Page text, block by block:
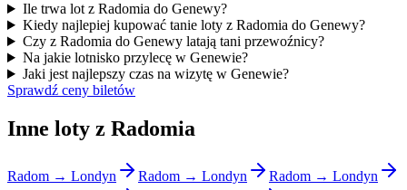
Ile trwa lot z Radomia do Genewy?
Kiedy najlepiej kupować tanie loty z Radomia do Genewy?
Czy z Radomia do Genewy latają tani przewoźnicy?
Na jakie lotnisko przylecę w Genewie?
Jaki jest najlepszy czas na wizytę w Genewie?
Sprawdź ceny biletów
Inne loty z Radomia
Radom → Londyn Radom → Londyn
Radom → Londyn